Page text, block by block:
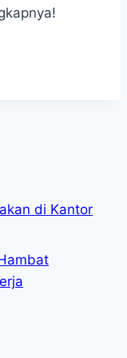
di Kantor